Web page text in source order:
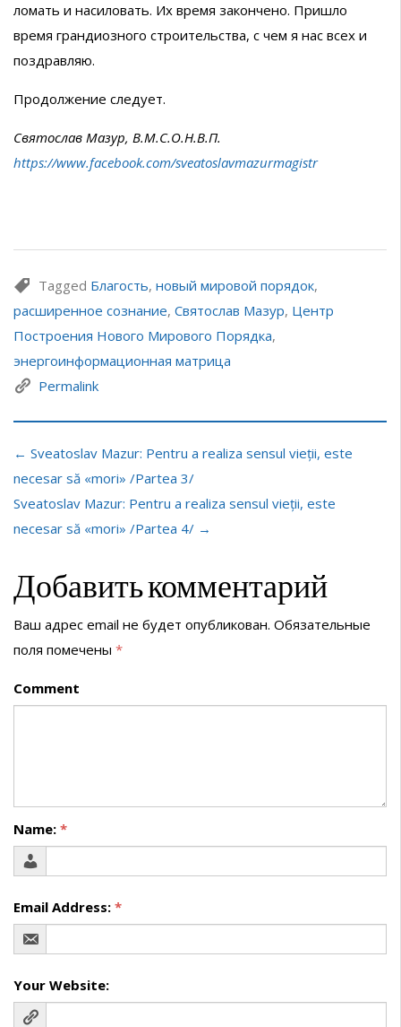
ломать и насиловать. Их время закончено. Пришло
время грандиозного строительства, с чем я нас всех и
поздравляю.
Продолжение следует.
Святослав Мазур, В.М.С.О.Н.В.П.
https://www.facebook.com/sveatoslavmazurmagistr
Tagged Благость, новый мировой порядок,
расширенное сознание, Святослав Мазур, Центр
Построения Нового Мирового Порядка,
энергоинформационная матрица
Permalink
← Sveatoslav Mazur: Pentru a realiza sensul vieții, este
necesar să «mori» /Partea 3/
Sveatoslav Mazur: Pentru a realiza sensul vieții, este
necesar să «mori» /Partea 4/ →
Добавить комментарий
Ваш адрес email не будет опубликован. Обязательные
поля помечены *
Comment
Name: *
Email Address: *
Your Website: